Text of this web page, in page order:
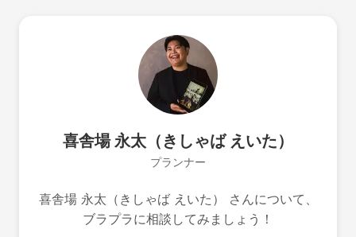
喜舎場 永太（きしゃば えいた）
プランナー
喜舎場 永太（きしゃば えいた） さんについて、
ブラプラに相談してみましょう！